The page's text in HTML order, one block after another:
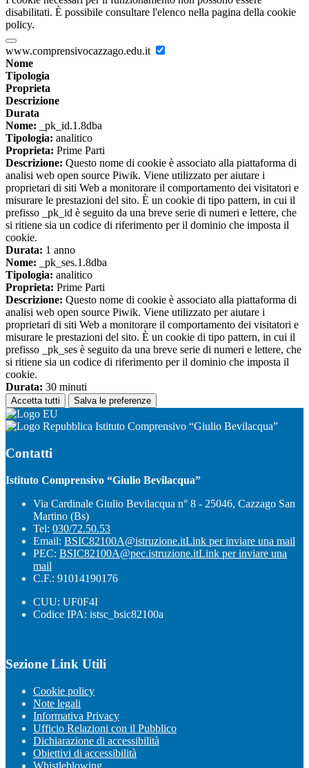
disabilitati. È possibile consultare l'elenco nella pagina della cookie
policy.
www.comprensivocazzago.edu.it
Nome
Tipologia
Proprieta
Descrizione
Durata
Nome: _pk_id.1.8dba
Tipologia: analitico
Proprieta: Prime Parti
Descrizione: Questo nome di cookie è associato alla piattaforma di
analisi web open source Piwik. Viene utilizzato per aiutare i
proprietari di siti Web a monitorare il comportamento dei visitatori e
misurare le prestazioni del sito. È un cookie di tipo pattern, in cui il
prefisso _pk_id è seguito da una breve serie di numeri e lettere, che
si ritiene sia un codice di riferimento per il dominio che imposta il
cookie.
Durata: 1 anno
Nome: _pk_ses.1.8dba
Tipologia: analitico
Proprieta: Prime Parti
Descrizione: Questo nome di cookie è associato alla piattaforma di
analisi web open source Piwik. Viene utilizzato per aiutare i
proprietari di siti Web a monitorare il comportamento dei visitatori e
misurare le prestazioni del sito. È un cookie di tipo pattern, in cui il
prefisso _pk_ses è seguito da una breve serie di numeri e lettere, che
si ritiene sia un codice di riferimento per il dominio che imposta il
cookie.
Durata: 30 minuti
Accetta tutti Salva le preferenze
Istituto Comprensivo “Giulio Bevilacqua”
Contatti
Istituto Comprensivo “Giulio Bevilacqua”
Via Cardinale Giulio Bevilacqua n° 8 - 25046, Cazzago San
Martino (Bs)
Tel: 030/72.50.53
Email: BSIC82100A@istruzione.itLink per inviare una mail
PEC: BSIC82100A@pec.istruzione.itLink per inviare una
mail
C.F.: 91014190176
CUU: UF0F4I
Codice IPA: istsc_bsic82100a
Sezione Link Utili
Cookie policy
Note legali
Informativa Privacy
Ufficio Relazioni con il Pubblico
Dichiarazione di accessibilità
Obiettivi di accessibilità
Whistleblowing